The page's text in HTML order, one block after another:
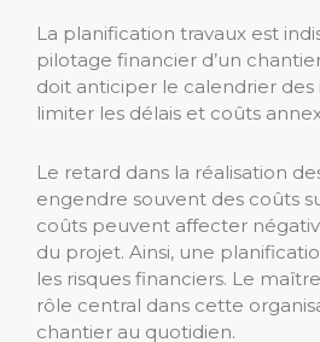
La planification travaux est
pilotage financier d’un
doit anticiper le calendrier
limiter les délais et coûts
Le retard dans la réalisation
engendre souvent des coûts
coûts peuvent affecter
du projet. Ainsi, une
les risques financiers. Le
rôle central dans cette
chantier au quotidien.